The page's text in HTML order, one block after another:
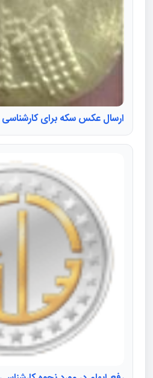
ارسال عکس سکه برای کارشناسی